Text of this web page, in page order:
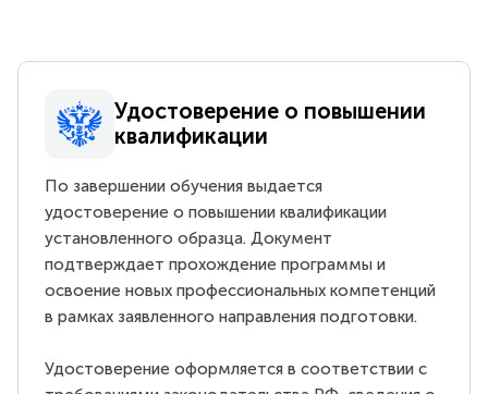
Удостоверение о повышении
квалификации
По завершении обучения выдается
удостоверение о повышении квалификации
установленного образца. Документ
подтверждает прохождение программы и
освоение новых профессиональных компетенций
в рамках заявленного направления подготовки.
Удостоверение оформляется в соответствии с